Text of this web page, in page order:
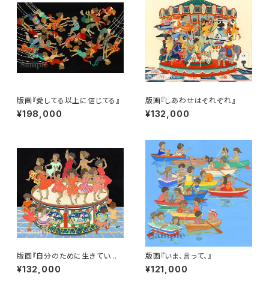
版画『愛してる以上に信じてる』
¥198,000
版画『しあわせはそれぞれ』
¥132,000
版画『自分のために生きていいっ
て気づけたから』
¥132,000
版画『いま、言って、』
¥121,000